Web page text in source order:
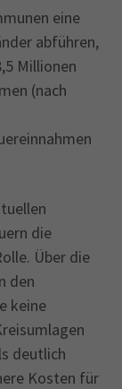
eine
abführen,
Millionen
(nach
die
Über die
den
keine
deutlich
Kosten für